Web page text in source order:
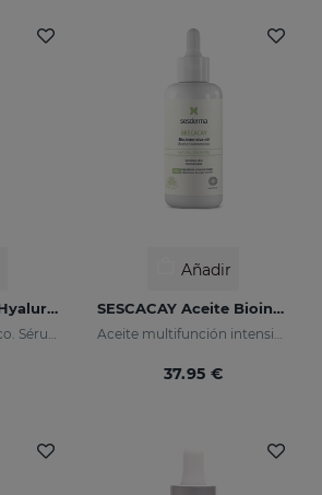
SESMAHAL Hyal -Hyaluronic Acid 2.5%
Añadir
SESCACAY Aceite Biointensivo
37.95 €